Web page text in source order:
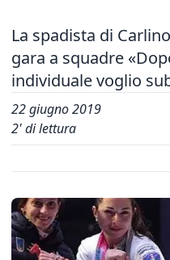
La spadista di
gara a squadre
individuale voglio
22 giugno 2019
2' di lettura